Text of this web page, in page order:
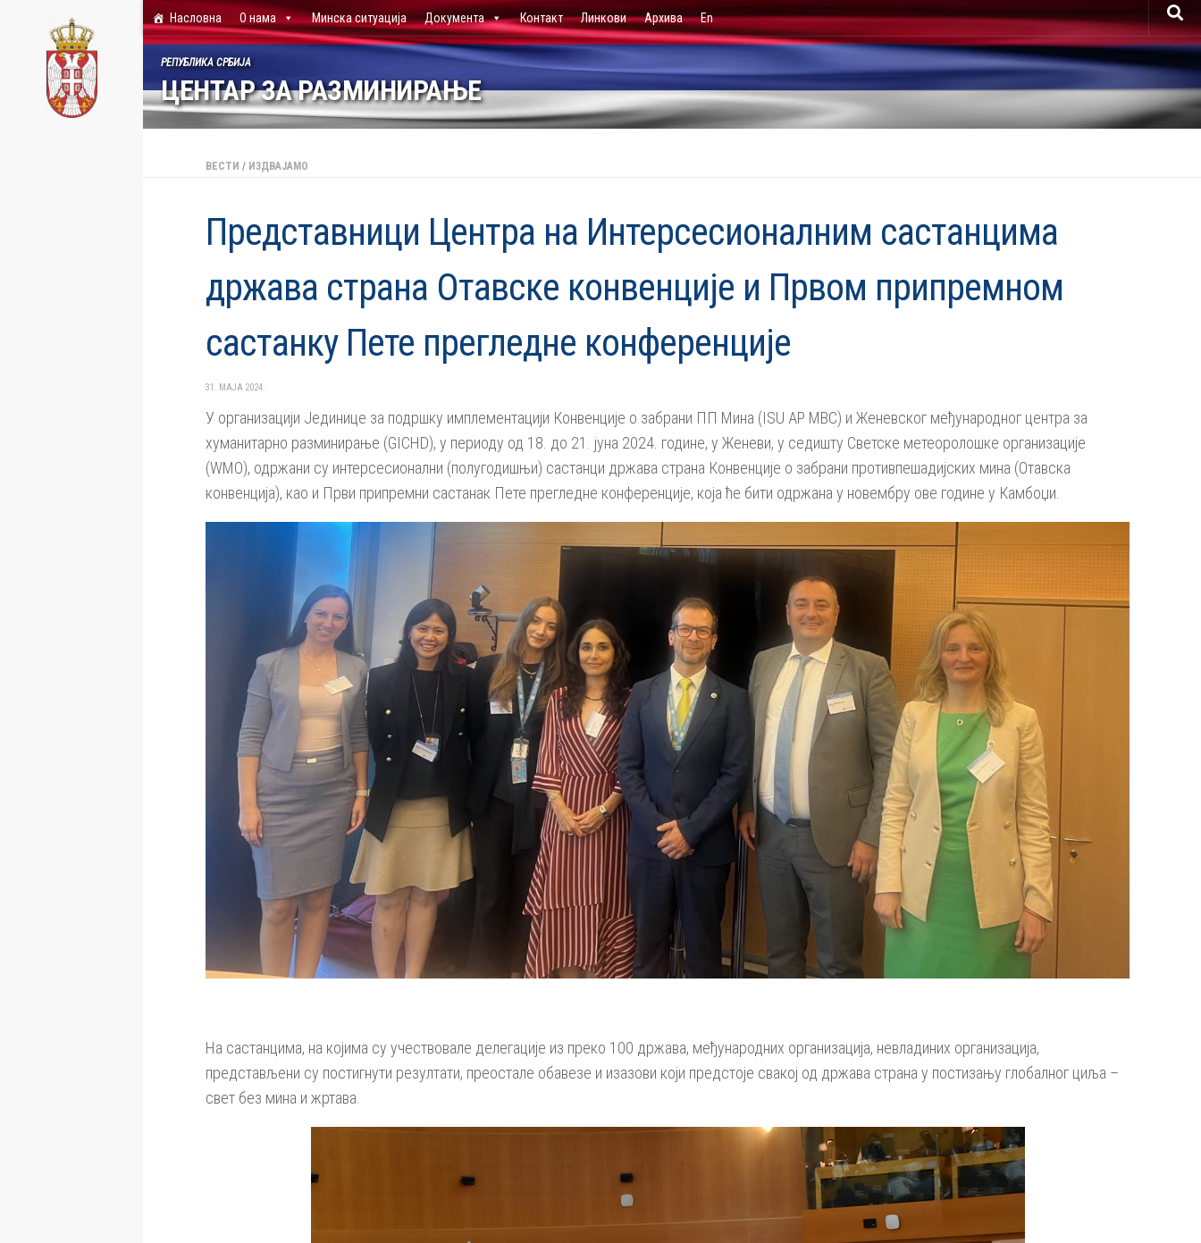
Skip to content Насловна О нама Минска ситуација Документа Контакт Линкови Архива En
ЦЕНТАР ЗА РАЗМИНИРАЊЕ
РЕПУБЛИКА СРБИЈА
ВЕСТИ / ИЗДВАЈАМО
Представници Центра на Интерсесионалним састанцима
држава страна Отавске конвенције и Првом припремном
састанку Пете прегледне конференције
31. МАЈА 2024.
У организацији Jeдинице за подршку имплементацији Конвенције о забрани ПП Мина (ISU AP MBC) и Женевског међународног центра за
хуманитарно разминирање (GICHD), у периоду од 18. до 21. јуна 2024. године, у Женеви, у седишту Светске метеоролошке организације
(WMO), одржани су интерсесионални (полугодишњи) састанци држава страна Конвенције о забрани противпешадијских мина (Отавска
конвенција), као и Први припремни састанак Пете прегледне конференције, која ће бити одржана у новембру ове године у Камбоџи.
На састанцима, на којима су учествовале делегације из преко 100 држава, међународних организација, невладиних организација,
представљени су постигнути резултати, преостале обавезе и изазови који предстоје свакој од држава страна у постизању глобалног циља –
свет без мина и жртава.